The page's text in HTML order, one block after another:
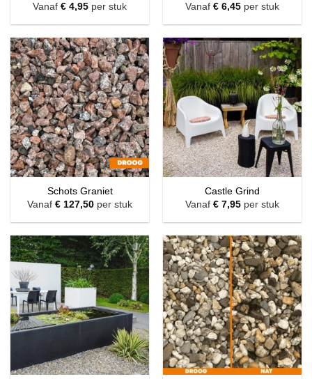
Vanaf € 4,95 per stuk
Vanaf € 6,45 per stuk
Schots Graniet
Vanaf € 127,50 per stuk
Castle Grind
Vanaf € 7,95 per stuk